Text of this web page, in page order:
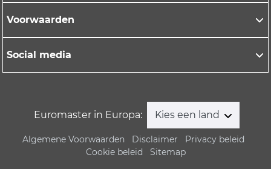
Voorwaarden
Social media
Euromaster in Europa: Kies een land
Algemene Voorwaarden Disclaimer
Privacy beleid
Cookie beleid
Sitemap